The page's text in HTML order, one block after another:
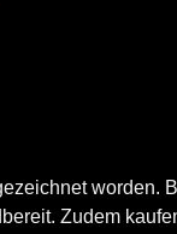
worden.
Zudem